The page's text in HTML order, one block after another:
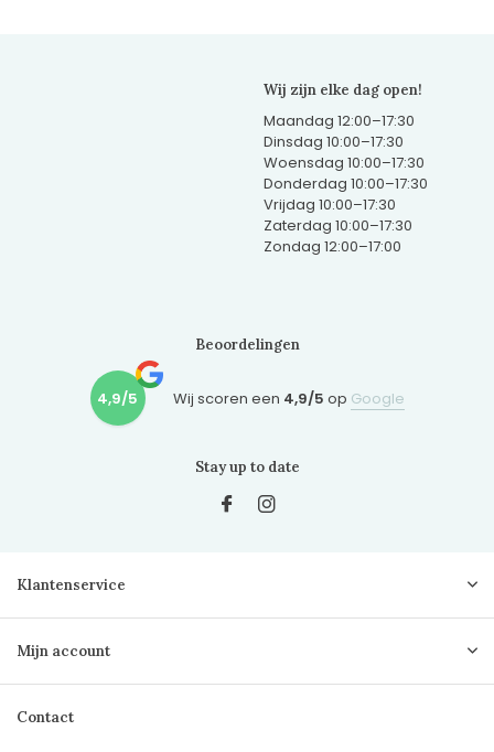
Wij zijn elke dag open!
Maandag 12:00–17:30
Dinsdag 10:00–17:30
Woensdag 10:00–17:30
Donderdag 10:00–17:30
Vrijdag 10:00–17:30
Zaterdag 10:00–17:30
Zondag 12:00–17:00
Beoordelingen
4,9/5 Wij scoren een 4,9/5 op Google
Stay up to date
Klantenservice
Mijn account
Contact